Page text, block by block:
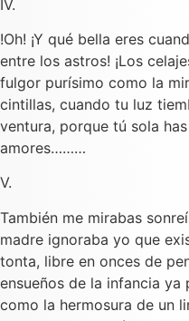
IV.
!Oh! ¡Y qué bella eres
entre los astros! ¡Los
fulgor purísimo como la
cintillas, cuando tu luz
ventura, porque tú sola
amores………
V.
También me mirabas
madre ignoraba yo que
tonta, libre en onces de
ensueños de la infancia ya
como la hermosura de un